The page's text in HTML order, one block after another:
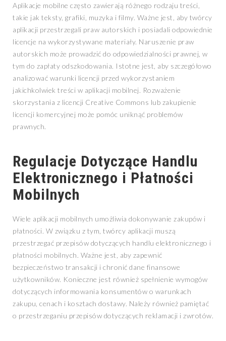
Aplikacje mobilne często zawierają różnego rodzaju treści,
takie jak teksty, grafiki, muzyka i filmy. Ważne jest, aby twórcy
aplikacji przestrzegali praw autorskich i posiadali odpowiednie
licencje na wykorzystywane materiały. Naruszenie praw
autorskich może prowadzić do odpowiedzialności prawnej, w
tym do zapłaty odszkodowania. Istotne jest, aby szczegółowo
analizować warunki licencji przed wykorzystaniem
jakichkolwiek treści w aplikacji mobilnej. Rozważenie
skorzystania z licencji Creative Commons lub zakupienie
licencji komercyjnej może pomóc uniknąć problemów
prawnych.
Regulacje Dotyczące Handlu
Elektronicznego i Płatności
Mobilnych
Wiele aplikacji mobilnych umożliwia dokonywanie zakupów i
płatności. W związku z tym, twórcy aplikacji muszą
przestrzegać przepisów dotyczących handlu elektronicznego i
płatności mobilnych. Ważne jest, aby zapewnić
bezpieczeństwo transakcji i chronić dane finansowe
użytkowników. Konieczne jest również spełnienie wymogów
dotyczących informowania konsumentów o warunkach
zakupu, cenach i kosztach dostawy. Należy również pamiętać
o przestrzeganiu przepisów dotyczących reklamacji i zwrotów.